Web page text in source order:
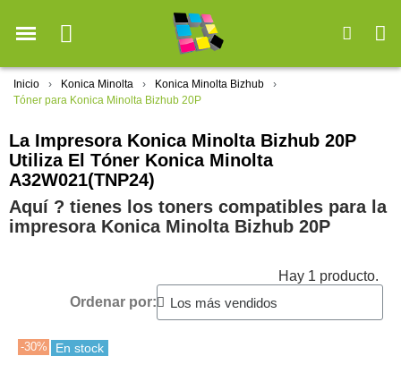
Inicio Konica Minolta
Konica Minolta Bizhub
Tóner para Konica Minolta Bizhub 20P
La Impresora Konica Minolta Bizhub 20P
Utiliza El Tóner Konica Minolta
A32W021(TNP24)
Aquí ? tienes los toners compatibles para la
impresora Konica Minolta Bizhub 20P
Hay 1 producto.
Ordenar por:
-30% En stock